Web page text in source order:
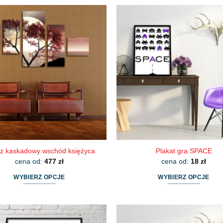
ma
wiele
wariantów.
Opcje
można
wybrać
na
stronie
produktu
wiele
wariantów.
można
wybrać
stronie
produktu
kaskadowy wschód księżyca
cena od: 477 zł
WYBIERZ OPCJE
ma
Plakat gra SPACE
cena od: 18 zł
WYBIERZ OPCJE